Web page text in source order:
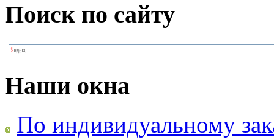
Поиск по сайту
Наши окна
По индивидуальному